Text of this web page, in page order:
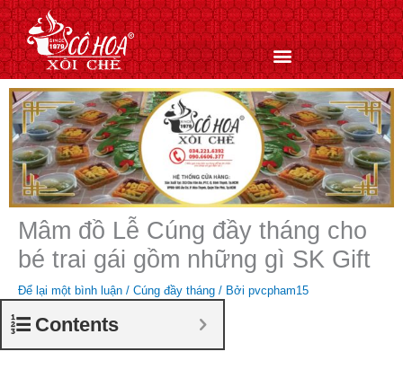
Nhảy
tới
nội
dung
Mâm đồ Lễ Cúng đầy tháng cho
bé trai gái gồm những gì SK Gift
Để lại một bình luận / Cúng đầy tháng / Bởi pvcpham15
Contents